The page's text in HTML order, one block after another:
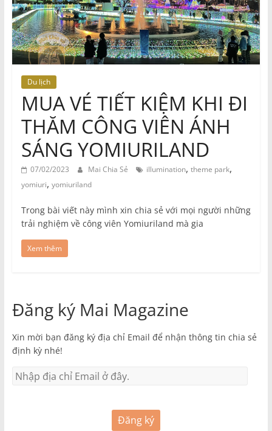
Du lịch
MUA VÉ TIẾT KIỆM KHI ĐI
THĂM CÔNG VIÊN ÁNH
SÁNG YOMIURILAND
07/02/2023 Mai Chia Sẻ illumination, theme park,
yomiuri, yomiuriland
Trong bài viết này mình xin chia sẻ với mọi người những
trải nghiệm về công viên Yomiuriland mà gia
Xem thêm
Đăng ký Mai Magazine
Xin mời bạn đăng ký địa chỉ Email để nhận thông tin chia sẻ
định kỳ nhé!
Đăng ký